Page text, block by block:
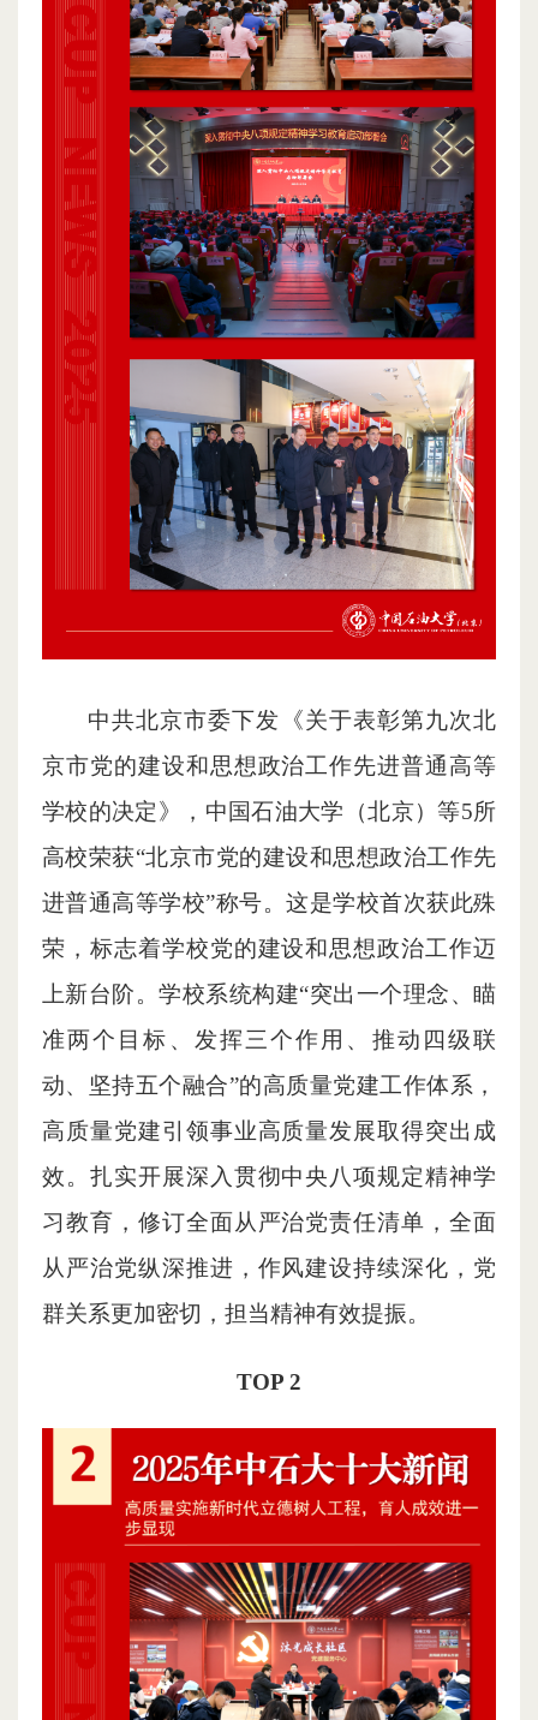
中共北京市委下发《关于表彰第九次北
京市党的建设和思想政治工作先进普通高等
学校的决定》，中国石油大学（北京）等5所
高校荣获“北京市党的建设和思想政治工作先
进普通高等学校”称号。这是学校首次获此殊
荣，标志着学校党的建设和思想政治工作迈
上新台阶。学校系统构建“突出一个理念、瞄
准两个目标、发挥三个作用、推动四级联
动、坚持五个融合”的高质量党建工作体系，
高质量党建引领事业高质量发展取得突出成
效。扎实开展深入贯彻中央八项规定精神学
习教育，修订全面从严治党责任清单，全面
从严治党纵深推进，作风建设持续深化，党
群关系更加密切，担当精神有效提振。
TOP 2